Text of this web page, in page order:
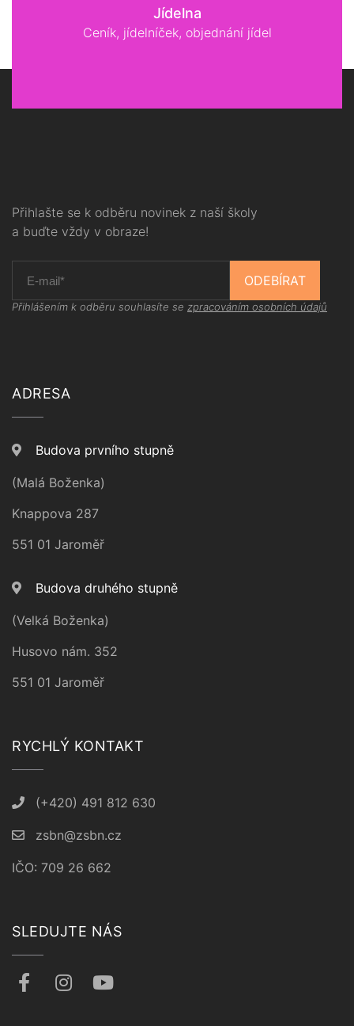
Jídelna
Ceník, jídelníček, objednání jídel
Přihlašte se k odběru novinek z naší školy
a buďte vždy v obraze!
ODEBÍRAT
Přihlášením k odběru souhlasíte se zpracováním osobních údajů
ADRESA
Budova prvního stupně
(Malá Boženka)
Knappova 287
551 01 Jaroměř
Budova druhého stupně
(Velká Boženka)
Husovo nám. 352
551 01 Jaroměř
RYCHLÝ KONTAKT
(+420) 491 812 630
zsbn@zsbn.cz
IČO: 709 26 662
SLEDUJTE NÁS